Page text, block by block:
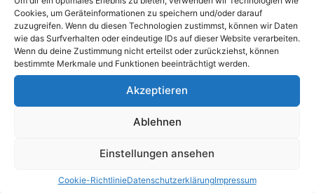
Cookies, um Geräteinformationen zu speichern und/oder darauf
zuzugreifen. Wenn du diesen Technologien zustimmst, können wir Daten
wie das Surfverhalten oder eindeutige IDs auf dieser Website verarbeiten.
Wenn du deine Zustimmung nicht erteilst oder zurückziehst, können
bestimmte Merkmale und Funktionen beeinträchtigt werden.
Akzeptieren
Ablehnen
Einstellungen ansehen
Cookie-RichtlinieDatenschutzerklärungImpressum
Kategorien
Blog ,Kicktipp
Schlagwörter
Kicktipp,Quoten,Tippabgabe,Tippspiel,
Wettquoten
Telekom gibt die ersten Exklusivspiele der